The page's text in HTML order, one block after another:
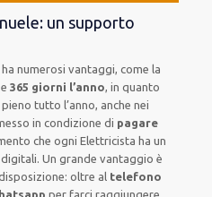
un supporto
ha numerosi vantaggi, come la
e 365 giorni l’anno, in quanto
tutto l’anno, anche nei
in condizione di pagare
che ogni Elettricista haun
digitali.Un grande vantaggio è
oltre al telefono
per farci raggiungere